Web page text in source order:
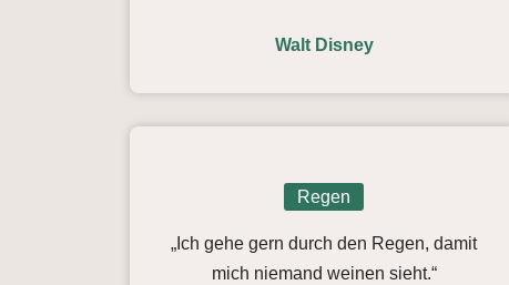
Walt Disney
Regen
„Ich gehe gern durch den Regen, damit
mich niemand weinen sieht.“